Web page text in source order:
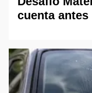
cuenta